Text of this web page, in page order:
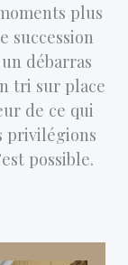
plus
succession
débarras
tri sur place
de ce qui
privilégions
possible.